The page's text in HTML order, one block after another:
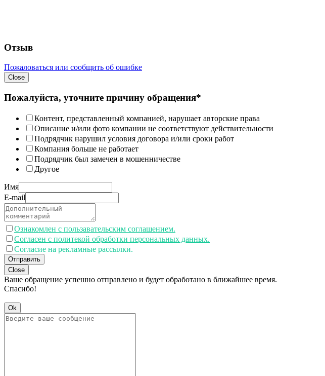
Отзыв
Пожаловаться или сообщить об ошибке
Close
Пожалуйста, уточните причину обращения*
Контент, представленный компанией, нарушает авторские права
Описание и/или фото компании не соответствуют действительности
Подрядчик нарушил условия договора и/или сроки работ
Компания больше не работает
Подрядчик был замечен в мошенничестве
Другое
Имя
E-mail
Ознакомлен с пользавательским соглашением.
Согласен с политекой обработки персональных данных.
Согласие на рекламные рассылки.
Отправить
Close
Ваше обращение успешно отправлено и будет обработано в ближайшее время.
Спасибо!
Ok